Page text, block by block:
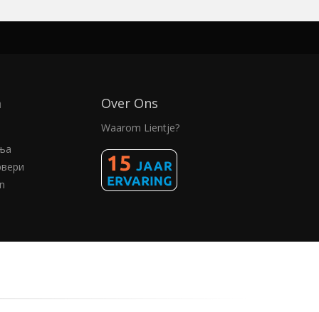
Over Ons
Waarom Lientje?